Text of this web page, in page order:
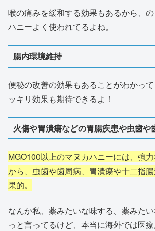
喉の痛みを緩和する効果もあるから、
ハニーよく使われてるよね。
腸内環境維持
便秘の改善の効果もあることがわかっ
ッキリ効果も期待できるよ！
火傷や胃潰瘍などの胃腸疾患や虫歯や
MGO100以上のマヌカハニーには、強
から、虫歯や歯周病、胃潰瘍や十二指
果的。
なんか私、薬みたいな味する、薬みた
っと言ってるけど、本当に海外では医